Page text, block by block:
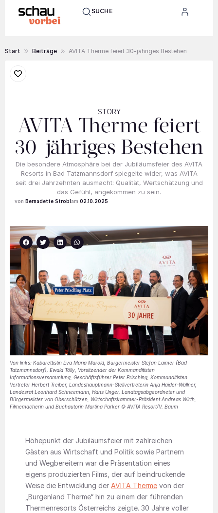
SUCHE
Start Beiträge AVITA Therme feiert 30-jähriges Bestehen
STORY
AVITA Therme feiert
30-jähriges Bestehen
Die besondere Atmosphäre bei der Jubiläumsfeier des AVITA
Resorts in Bad Tatzmannsdorf spiegelte wider, was AVITA
seit drei Jahrzehnten ausmacht: Qualität, Wertschätzung und
das Gefühl, angekommen zu sein.
Bernadette Strobl 02.10.2025
Von links: Kabarettistin Eva Maria Marold, Bürgermeister Stefan Laimer (Bad
Tatzmannsdorf), Ewald Tölly, Vorsitzender der Kommanditisten
Informationsversammlung, Geschäftsführer Peter Prisching, Kommanditisten
Vertreter Herbert Treiber, Landeshauptmann-Stellvertreterin Anja Haider-Wallner,
Landesrat Leonhard Schneemann, Hans Unger, Landtagsabgeordneter und
Bürgermeister von Oberschützen, Wirtschaftskammer-Präsident Andreas Wirth,
Filmemacherin und Buchautorin Martina Parker © AVITA Resort/V. Baum
Höhepunkt der Jubiläumsfeier mit zahlreichen
Gästen aus Wirtschaft und Politik sowie Partnern
und Wegbereitern war die Präsentation eines
eigens produzierten Films, der auf beindruckende
Weise die Entwicklung der AVITA Therme von der
„Burgenland Therme“ hin zu einem der führenden
Thermenresorts Österreichs zeigte. 30 Jahre voller